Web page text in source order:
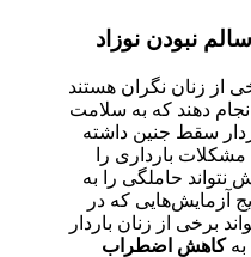
از زنان نگران هستند
دهند که به سلامت
سقط جنین داشته
بارداری را
حاملگی را به
آزمایش‌هایی که در
برخی از زنان باردار
کاهش اضطراب